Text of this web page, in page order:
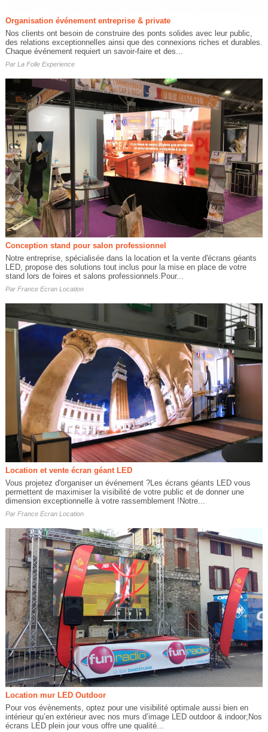
Organisation événement entreprise & private
Nos clients ont besoin de construire des ponts solides avec leur public,
des relations exceptionnelles ainsi que des connexions riches et durables.
Chaque événement requiert un savoir-faire et des...
Par La Folle Experience
Conception stand pour salon professionnel
Notre entreprise, spécialisée dans la location et la vente d'écrans géants
LED, propose des solutions tout inclus pour la mise en place de votre
stand lors de foires et salons professionnels.Pour...
Par France Ecran Location
Location et vente écran géant LED
Vous projetez d'organiser un événement ?Les écrans géants LED vous
permettent de maximiser la visibilité de votre public et de donner une
dimension exceptionnelle à votre rassemblement !Notre...
Par France Ecran Location
Location mur LED Outdoor
Pour vos évènements, optez pour une visibilité optimale aussi bien en
intérieur qu’en extérieur avec nos murs d’image LED outdoor & indoor;Nos
écrans LED plein jour vous offre une qualité...